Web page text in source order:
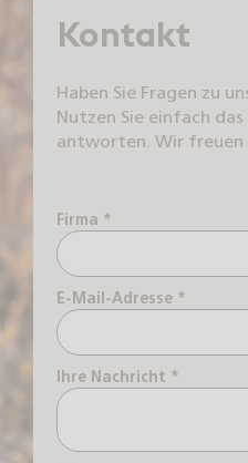
Kontakt
Haben Sie Fragen zu
Nutzen Sie einfach
antworten. Wir freuen
Firma *
E-Mail-Adresse *
Ihre Nachricht *